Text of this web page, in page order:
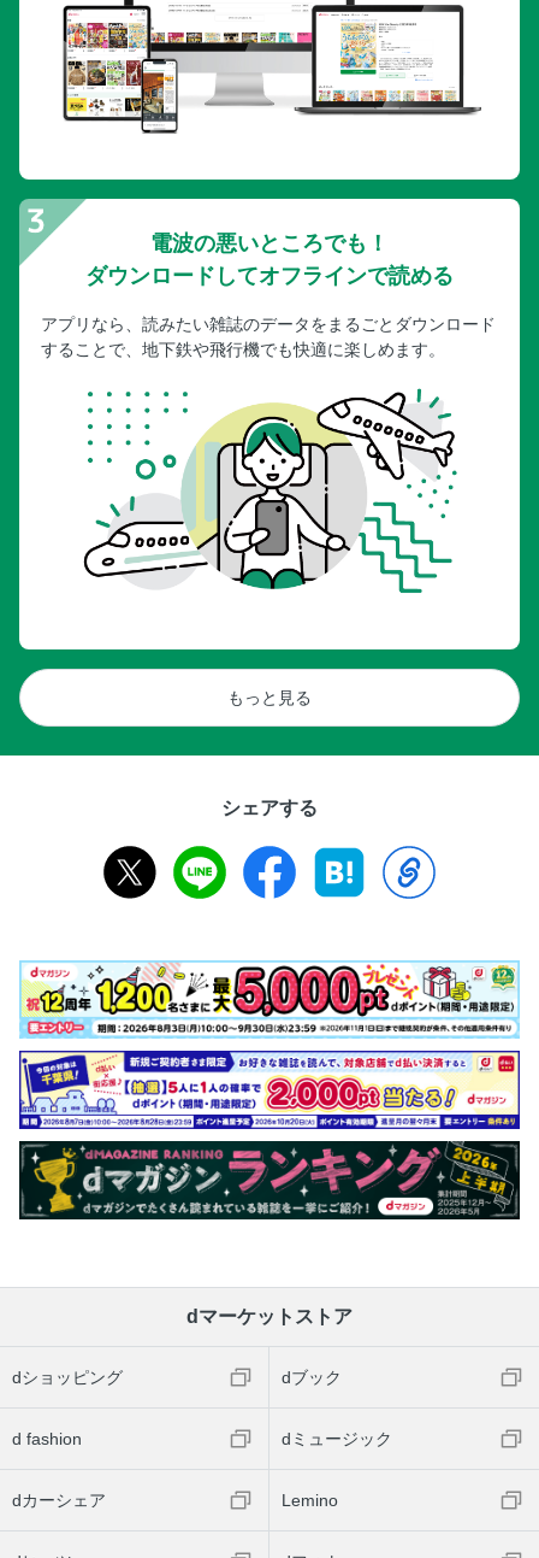
電波の悪いところでも！
ダウンロードしてオフラインで読める
アプリなら、読みたい雑誌のデータをまるごとダウンロード
することで、地下鉄や飛行機でも快適に楽しめます。
もっと見る
シェアする
dマーケットストア
dショッピング dブック
d fashion dミュージック
dカーシェア Lemino